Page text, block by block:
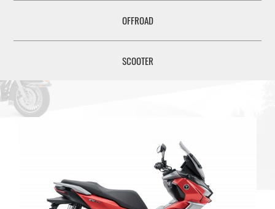
OFFROAD
SCOOTER